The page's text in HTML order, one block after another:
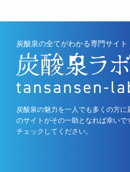
炭酸泉の全てがわかる専門サイト
炭酸泉の魅力を一人でも多くの方に
のサイトがその一助となれば幸いで
チェックしてください。